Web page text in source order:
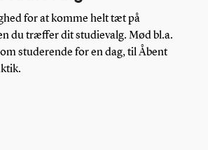
for at komme helt tæt på
du træffer dit studievalg. Mød bl.a.
studerende for en dag, til Åbent